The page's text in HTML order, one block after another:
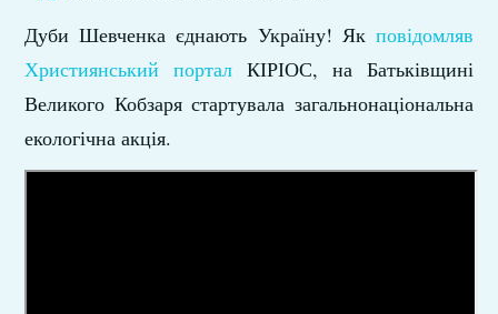
Дуби Шевченка єднають Україну! Як повідомляв
Християнський портал КІРІОС, на Батьківщині
Великого Кобзаря стартувала загальнонаціональна
екологічна акція.